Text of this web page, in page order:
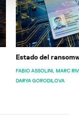
Estado del
FABIO ASSOLINI MARC
DARYA GORODILOVA